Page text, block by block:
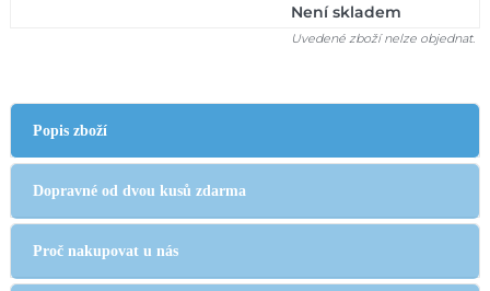
Není skladem
Uvedené zboží nelze objednat.
Popis zboží
Dopravné od dvou kusů zdarma
Proč nakupovat u nás